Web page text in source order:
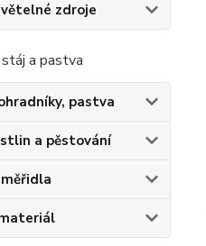
zdroje
a pastva
pastva
a pěstování